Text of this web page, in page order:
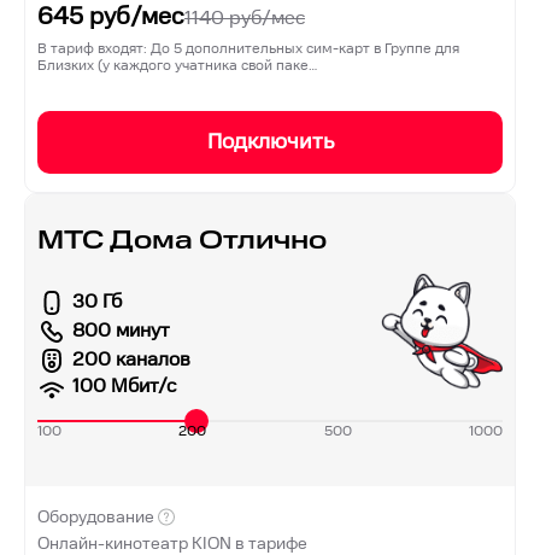
645 руб/мес1140руб/мес
В тариф входят: До 5 дополнительных сим-карт в Группе для
Близких (у каждого учатника свой паке…
Подключить
МТС Дома Отлично
30 Гб
800 минут
200 каналов
100 Мбит/с
100 200 500 1000
Оборудование
Онлайн-кинотеатр KION в тарифе